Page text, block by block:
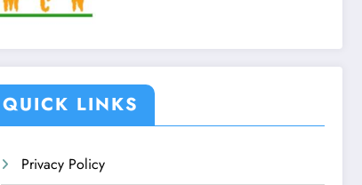
QUICK LINKS
Privacy Policy